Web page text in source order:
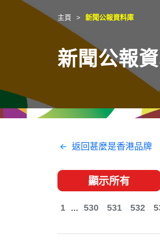
營商機會
獨特優勢
盛事之都
最新活動精選
在港工作
都會生活
在港創業
初創企業
推廣香港@中國內地
推廣香港@中東
推廣香港@粵港澳大灣區
最新資訊
媒體資訊
主頁 新聞公報資料庫
新聞公報
返回甚麼是香港品牌
顯示所有
1 ... 530 531 532